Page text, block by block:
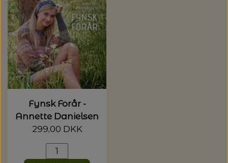
Fynsk Forår -
Annette Danielsen
299,00 DKK